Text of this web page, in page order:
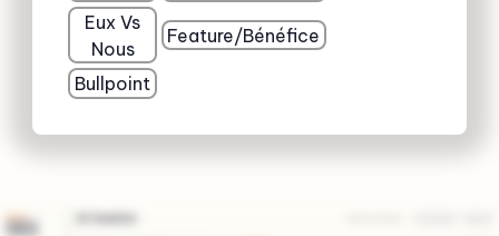
Eux Vs
Nous
Feature/Bénéfice
Bullpoint